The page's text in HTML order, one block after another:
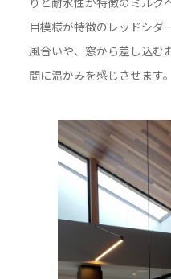
目模様が特徴のレッドシダ
風合いや、窓から差し込む
間に温かみを感じさせます。